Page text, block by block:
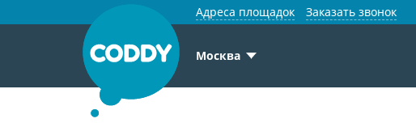
Адреса площадок Заказать звонок
Москва